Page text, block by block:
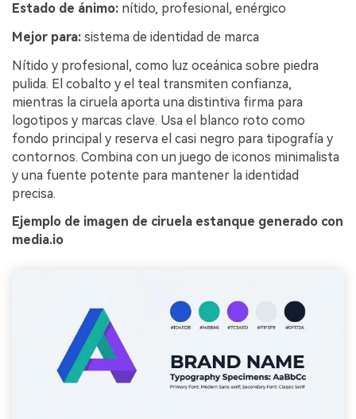
Estado de ánimo: nítido, profesional, enérgico
Mejor para: sistema de identidad de marca
Nítido y profesional, como luz oceánica sobre piedra
pulida. El cobalto y el teal transmiten confianza,
mientras la ciruela aporta una distintiva firma para
logotipos y marcas clave. Usa el blanco roto como
fondo principal y reserva el casi negro para tipografía y
contornos. Combina con un juego de iconos minimalista
y una fuente potente para mantener la identidad
precisa.
Ejemplo de imagen de ciruela estanque generado con
media.io